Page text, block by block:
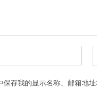
保存我的显示名称、邮箱地